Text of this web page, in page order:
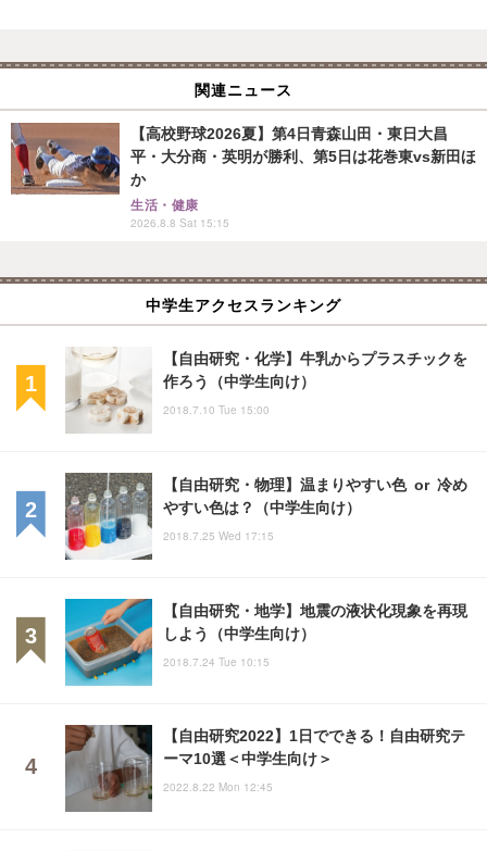
関連ニュース
【高校野球2026夏】第4日青森山田・東日大昌
平・大分商・英明が勝利、第5日は花巻東vs新田ほ
か
生活・健康
2026.8.8 Sat 15:15
中学生アクセスランキング
【自由研究・化学】牛乳からプラスチックを
作ろう（中学生向け）
2018.7.10 Tue 15:00
【自由研究・物理】温まりやすい色 or 冷め
やすい色は？（中学生向け）
2018.7.25 Wed 17:15
【自由研究・地学】地震の液状化現象を再現
しよう（中学生向け）
2018.7.24 Tue 10:15
【自由研究2022】1日でできる！自由研究テ
ーマ10選＜中学生向け＞
2022.8.22 Mon 12:45